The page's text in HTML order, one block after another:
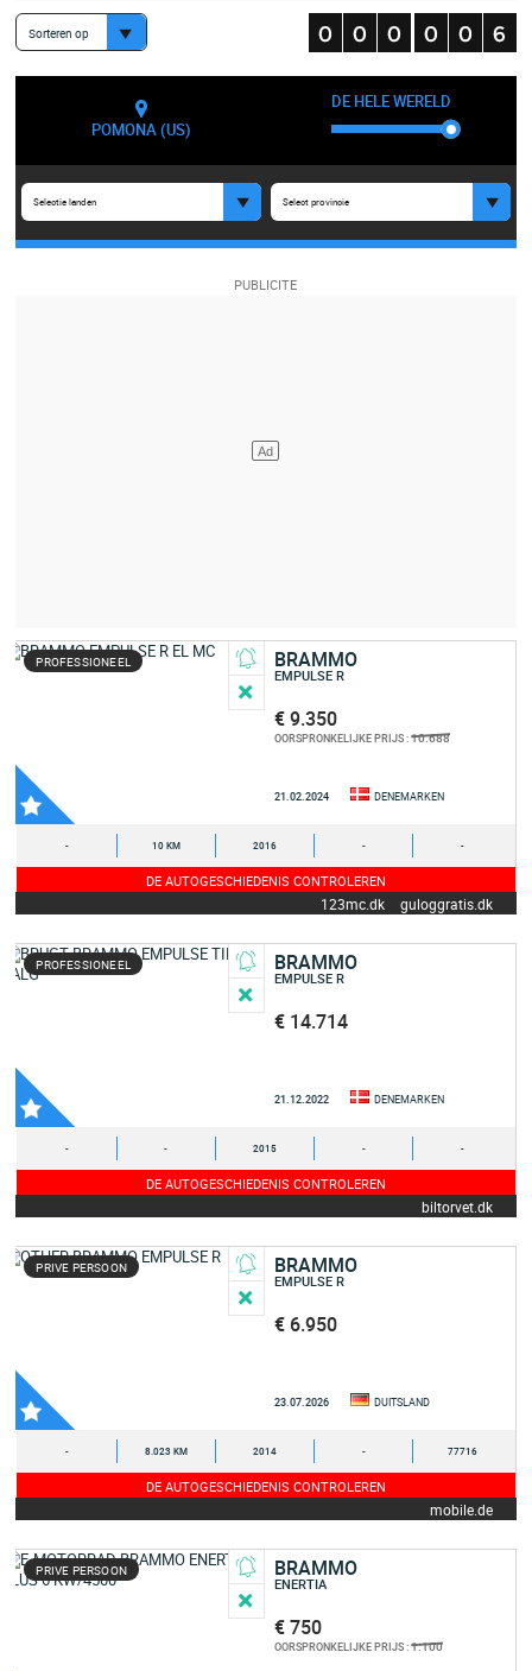
Sorteren op
POMONA (US)
DE HELE WERELD
Selectie landen Select provincie
PROFESSIONEEL BRAMMO
EMPULSE R
€ 9.350
OORSPRONKELIJKE PRIJS :10.688
21.02.2024 DENEMARKEN
- 10 KM 2016 - -
DE AUTOGESCHIEDENIS CONTROLEREN
123mc.dk guloggratis.dk
PROFESSIONEEL BRAMMO
EMPULSE R
€ 14.714
21.12.2022 DENEMARKEN
- - 2015 - -
DE AUTOGESCHIEDENIS CONTROLEREN
biltorvet.dk
PRIVE PERSOON BRAMMO
EMPULSE R
€ 6.950
23.07.2026 DUITSLAND
- 8.023 KM 2014 - 77716
DE AUTOGESCHIEDENIS CONTROLEREN
mobile.de
PRIVE PERSOON BRAMMO
ENERTIA
€ 750
OORSPRONKELIJKE PRIJS :1.100